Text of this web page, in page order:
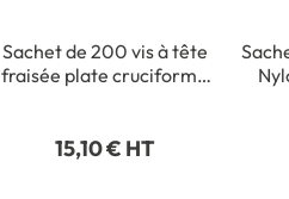
Sachet de 200 vis à tête
fraisée plate cruciforme
15,10 € HT